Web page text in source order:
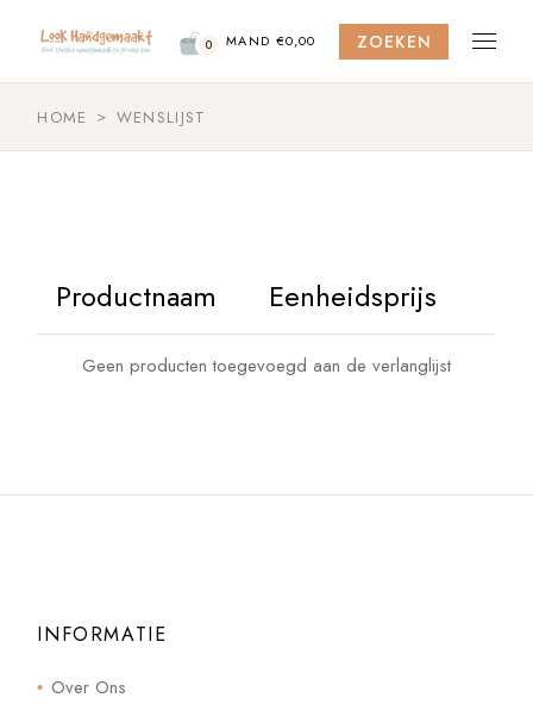
content
0 MAND €0,00 ZOEKEN
HOME WENSLIJST
Productnaam Eenheidsprijs
Geen producten toegevoegd aan de verlanglijst
INFORMATIE
Over Ons